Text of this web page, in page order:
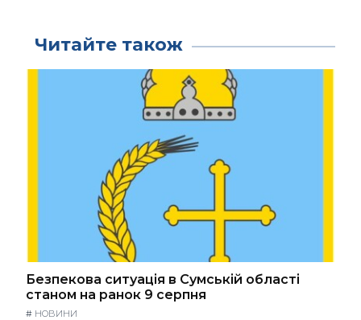
Читайте також
Безпекова ситуація в Сумській області
станом на ранок 9 серпня
# НОВИНИ